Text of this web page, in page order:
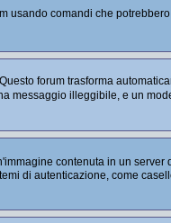
usando comandi che
forum trasforma
messaggio illeggibile, e un
contenuta in un server
di autenticazione, come